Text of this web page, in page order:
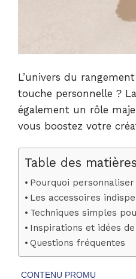
L’univers du
touche personnelle ?
également un rôle
vous boostez votre
Table des matières
Pourquoi
Les accessoires
Techniques simples
Inspirations et idées
Questions fréquentes